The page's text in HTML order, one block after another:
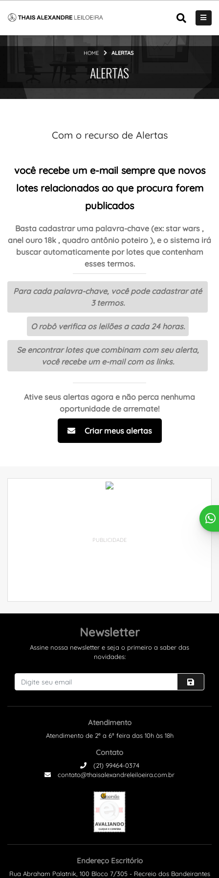
HOME ALERTAS
ALERTAS
Com o recurso de Alertas
você recebe um e-mail sempre que novos
lotes relacionados ao que procura forem
publicados
Basta cadastrar uma palavra-chave (ex: star wars ,
anel ouro 18k , quadro antônio poteiro ), e o sistema irá
buscar automaticamente por lotes que contenham
esses termos.
Para cada palavra-chave, você pode cadastrar até
3 termos.
O robô verifica os leilões a cada 24 horas.
Se encontrar lotes que combinam com seu alerta,
você recebe um e-mail com os links.
Ative seus alertas agora e não perca nenhuma
oportunidade de arremate!
Criar meus alertas
PUBLICIDADE
Newsletter
Assine nossa newsletter e seja o primeiro a saber das
novidades:
Atendimento
Atendimento de 2ª a 6ª feira das 10h às 18h
Contato
(21) 99464-0374
contato@thaisalexandreleiloeira.com.br
Endereço Escritório
Rua Abraham Palatnik, 100 Bloco 7/305 - Recreio dos Bandeirantes